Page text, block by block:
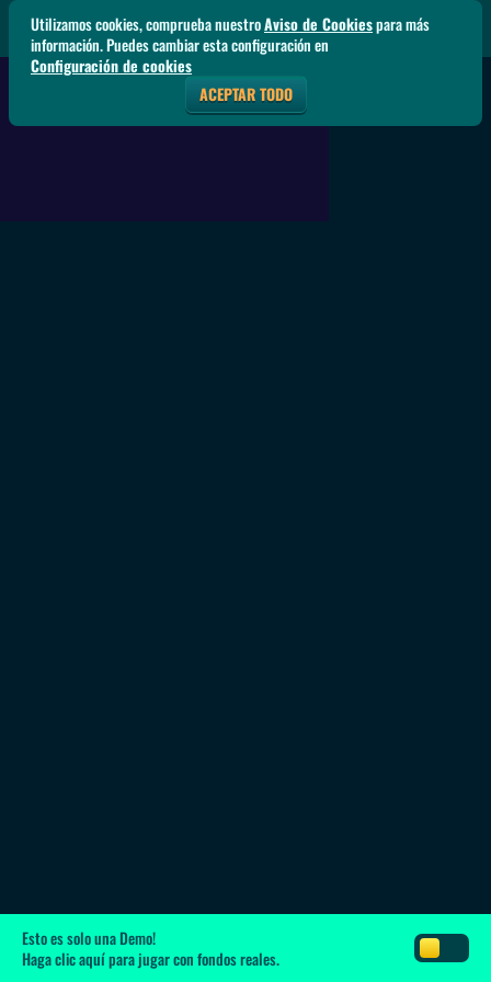
Esto es solo una Demo!
Haga clic aquípara jugar con fondos reales.
Utilizamos cookies, comprueba nuestroAviso de Cookiespara más
información. Puedes cambiar esta configuración en
Configuración de cookies
ACEPTAR TODO